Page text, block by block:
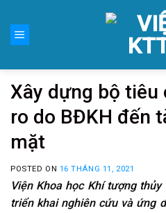
content
Xây dựng bộ tiêu
ro do BĐKH đến
mặt
POSTED ON 16 THÁNG 11, 2021
Viện Khoa học Khí tượng
triển khai nghiên cứu và ứng